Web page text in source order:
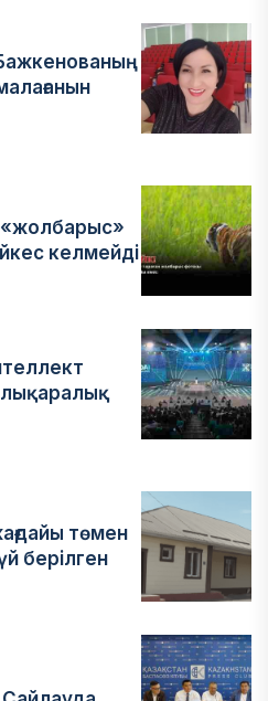
«жолбарыс»
келмейді
төмен
берілген